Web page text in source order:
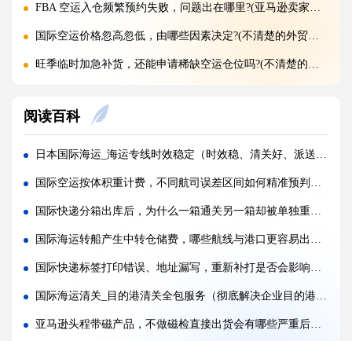
FBA 空运入仓频繁预约失败，问题出在哪里?(亚马逊卖家请注意)
国际空运价格忽高忽低，由哪些因素决定?(不清楚的外贸人看过来)
旺季临时加急补货，还能申请稀缺空运仓位吗?(不清楚的外贸人看过来)
实木托盘无 IPPC 标识，空运落地除销毁外有哪些整改方式(国际空运干货知识分享)
空运到仓长期不上架，如何区分物流延误与亚马逊仓内拥堵?(国际空运干货知识分享)
美仓热门地址，空派派送经常拒收该怎么处理（不清楚的跨境卖家看过来）
海关认定货值偏高征税，有合规申诉减免税费的办法吗（国际快递干货知识分享）
国际快递包装做错直接破损（跨境发货包装指南）
国际快递虚报货值有什么后果（海关处罚细则科普）
旺季国际空运仓位紧张，如何提前锁定舱位与运价（不清楚的外贸人看过来）
空运主单MAWB与分单HAWB有什么区别，清关受影响吗（国际空运干货知识分享）
阅读百科
日本国际海运_海运专线时效稳定（时效稳、清关好、派送准）
国际空运按体积重计费，不同航司误差区间如何精准预判（国际空运干货知识分享）
国际快递分箱出库后，为什么一箱通关另一箱却被单独重审（百运网为您分享海关审核逻辑）
国际海运转船产生中转仓储费，哪些航线与港口更容易出现额外收费（跨境电商卖家请注意）
国际快递标签打印错误、地址漏写，重新补打是否会影响上网时效（标签补打并非洪水猛兽，关键在时机与规范）
国际海运清关_目的港清关全包服务（彻底解决企业目的港清关难题）
亚马逊头程带磁产品，不做磁检直接出货会有哪些严重后果（带磁货物合规出货建议）